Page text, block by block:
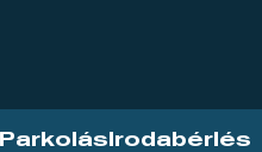
Parkolás Irodabérlés